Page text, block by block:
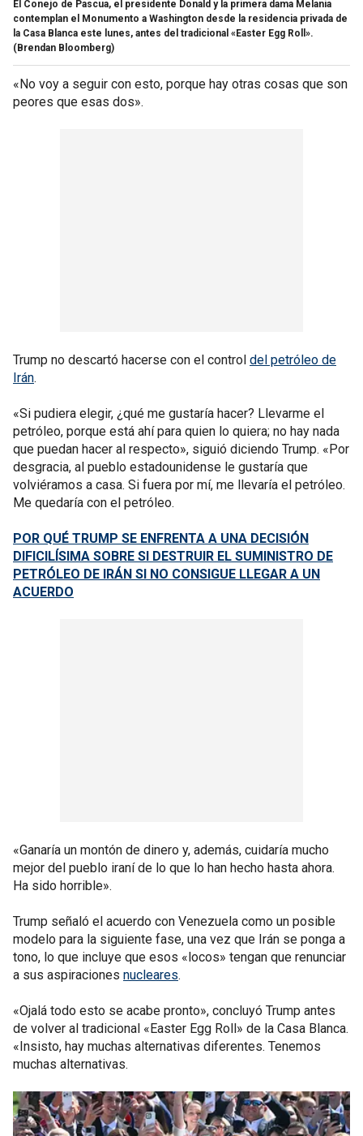
El Conejo de Pascua, el presidente Donald y la primera dama Melania
contemplan el Monumento a Washington desde la residencia privada de
la Casa Blanca este lunes, antes del tradicional «Easter Egg Roll».
(Brendan Bloomberg)
«No voy a seguir con esto, porque hay otras cosas que son
peores que esas dos».
Trump no descartó hacerse con el control del petróleo de
Irán.
«Si pudiera elegir, ¿qué me gustaría hacer? Llevarme el
petróleo, porque está ahí para quien lo quiera; no hay nada
que puedan hacer al respecto», siguió diciendo Trump. «Por
desgracia, al pueblo estadounidense le gustaría que
volviéramos a casa. Si fuera por mí, me llevaría el petróleo.
Me quedaría con el petróleo.
POR QUÉ TRUMP SE ENFRENTA A UNA DECISIÓN
DIFICILÍSIMA SOBRE SI DESTRUIR EL SUMINISTRO DE
PETRÓLEO DE IRÁN SI NO CONSIGUE LLEGAR A UN
ACUERDO
«Ganaría un montón de dinero y, además, cuidaría mucho
mejor del pueblo iraní de lo que lo han hecho hasta ahora.
Ha sido horrible».
Trump señaló el acuerdo con Venezuela como un posible
modelo para la siguiente fase, una vez que Irán se ponga a
tono, lo que incluye que esos «locos» tengan que renunciar
a sus aspiraciones nucleares.
«Ojalá todo esto se acabe pronto», concluyó Trump antes
de volver al tradicional «Easter Egg Roll» de la Casa Blanca.
«Insisto, hay muchas alternativas diferentes. Tenemos
muchas alternativas.